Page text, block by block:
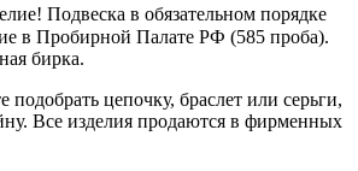
Подвеска в обязательном порядке
в Пробирной Палате РФ (585 проба).
бирка.
подобрать цепочку, браслет или серьги,
Все изделия продаются в фирменных